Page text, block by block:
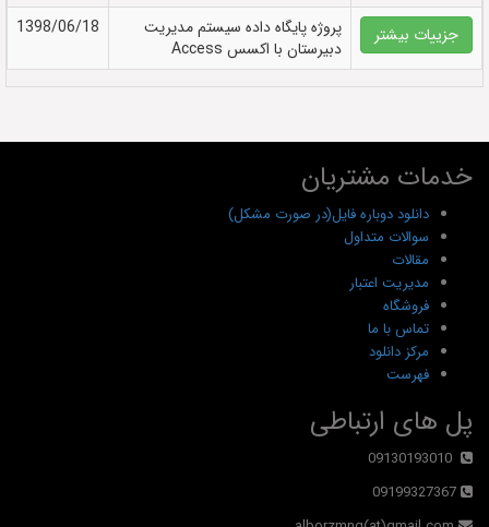
جزییات بیشتر
پروژه پایگاه داده سیستم مدیریت
دبیرستان با اکسس Access
1398/06/18
خدمات مشتریان
دانلود دوباره فایل(در صورت مشکل)
سوالات متداول
مقالات
مدیریت اعتبار
فروشگاه
تماس با ما
مرکز دانلود
فهرست
پل های ارتباطی
09130193010
09199327367